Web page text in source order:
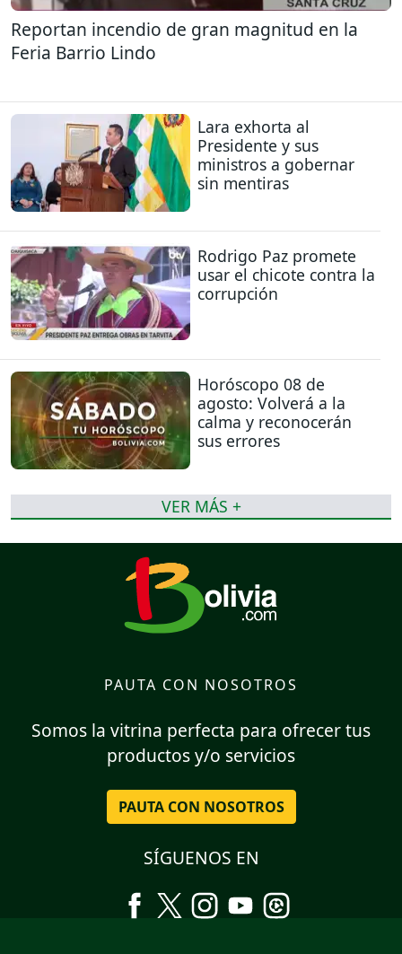
Reportan incendio de gran magnitud en la
Feria Barrio Lindo
Lara exhorta al
Presidente y sus
ministros a gobernar
sin mentiras
Rodrigo Paz promete
usar el chicote contra la
corrupción
Horóscopo 08 de
agosto: Volverá a la
calma y reconocerán
sus errores
VER MÁS +
PAUTA CON NOSOTROS
Somos la vitrina perfecta para ofrecer tus
productos y/o servicios
PAUTA CON NOSOTROS
SÍGUENOS EN